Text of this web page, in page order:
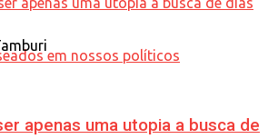
apenas uma utopia a busca de